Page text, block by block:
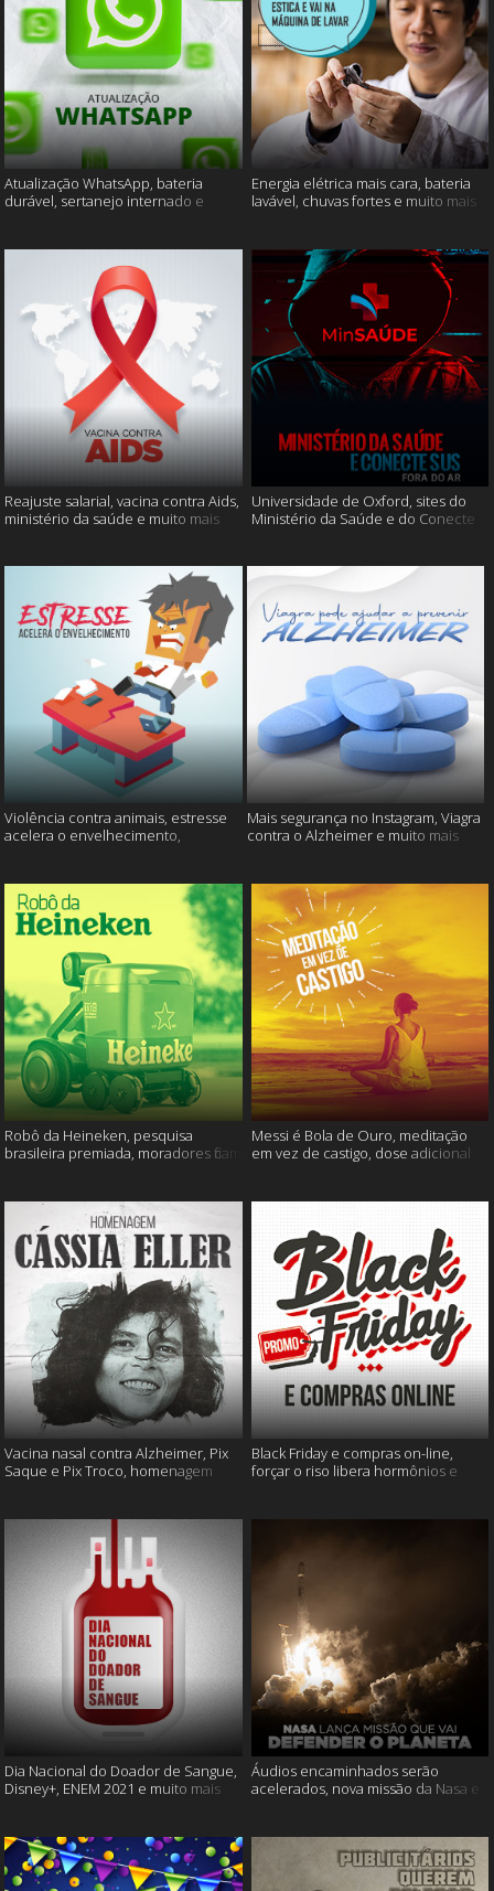
Atualização WhatsApp, bateria
durável, sertanejo internado e
Energia elétrica mais cara, bateria
lavável, chuvas fortes e muito mais
Reajuste salarial, vacina contra Aids,
ministério da saúde e muito mais
Universidade de Oxford, sites do
Ministério da Saúde e do Conecte
Violência contra animais, estresse
acelera o envelhecimento,
Mais segurança no Instagram, Viagra
contra o Alzheimer e muito mais
Robô da Heineken, pesquisa
brasileira premiada, moradores ficam
Messi é Bola de Ouro, meditação
em vez de castigo, dose adicional
Vacina nasal contra Alzheimer, Pix
Saque e Pix Troco, homenagem
Black Friday e compras on-line,
forçar o riso libera hormônios e
Dia Nacional do Doador de Sangue,
Disney+, ENEM 2021 e muito mais
Áudios encaminhados serão
acelerados, nova missão da Nasa e